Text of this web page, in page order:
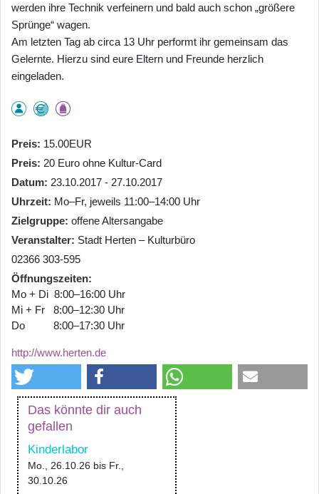
werden ihre Technik verfeinern und bald auch schon „größere
Sprünge“ wagen.
Am letzten Tag ab circa 13 Uhr performt ihr gemeinsam das
Gelernte. Hierzu sind eure Eltern und Freunde herzlich
eingeladen.
Preis 15.00EUR
Preis 20 Euro ohne Kultur-Card
Datum 23.10.2017 - 27.10.2017
Uhrzeit Mo–Fr, jeweils 11:00–14:00 Uhr
Zielgruppe offene Altersangabe
Veranstalter Stadt Herten – Kulturbüro
02366 303-595
Öffnungszeiten
Mo + Di 8:00–16:00 Uhr
Mi + Fr 8:00–12:30 Uhr
Do 8:00–17:30 Uhr
http://www.herten.de
Das könnte dir auch
gefallen
Kinderlabor
Mo., 26.10.26 bis Fr.,
30.10.26